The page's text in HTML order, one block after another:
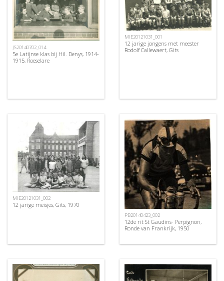
JS20140702_014
5e Latijnse klas bij Hil. Denys, 1914-
1915, Roeselare
MIE20121031_001
12 jarige jongens met meester
Rodolf Callewaert, Gits
MIE20121031_002
12 jarige meisjes, Gits, 1970
PB20140423_002
12de rit St Gaudins- Perpignon,
Ronde van Frankrijk, 1950